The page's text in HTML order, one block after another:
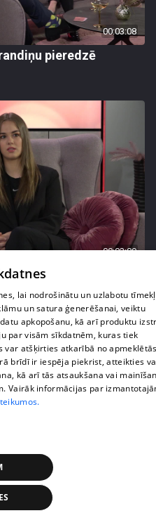
00:03:08
pieredzē
00:03:09
ātri iemīlēties!"
par brīžiem, kad
lai nodrošinātu un uzlabotu
un satura ģenerēšanai, veiktu
apkopošanu, kā arī produktu
par visām sīkdatnēm, kuras tiek
var atšķirties atkarībā no
brīdī ir iespēja piekrist, atteikties
kā arī tās atsaukšana vai
Vairāk informācijas par